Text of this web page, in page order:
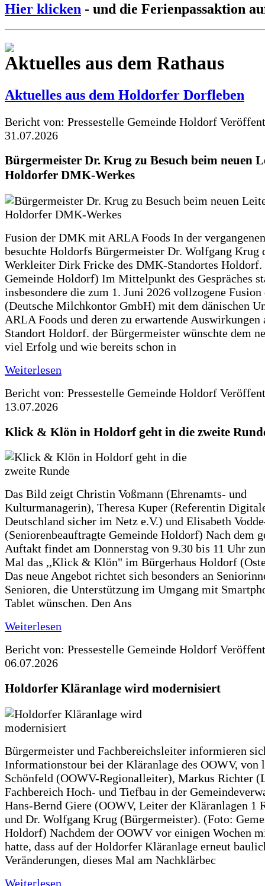
Hier klicken - und die Ferienpassaktion
Aktuelles aus dem Rathaus
Aktuelles aus dem Holdorfer Dorfleben
Bericht von: Pressestelle Gemeinde Holdorf
31.07.2026
Bürgermeister Dr. Krug zu Besuch beim neuen
Holdorfer DMK-Werkes
Fusion der DMK mit ARLA Foods In der
besuchte Holdorfs Bürgermeister Dr. Wolfgang Krug
Werkleiter Dirk Fricke des DMK-Standortes Holdorf.
Gemeinde Holdorf) Im Mittelpunkt des Gespräches
insbesondere die zum 1. Juni 2026 vollzogene
(Deutsche Milchkontor GmbH) mit dem dänischen
ARLA Foods und deren zu erwartende Auswirkungen
Standort Holdorf. der Bürgermeister wünschte dem
viel Erfolg und wie bereits schon in
Weiterlesen
Bericht von: Pressestelle Gemeinde Holdorf
13.07.2026
Klick & Klön in Holdorf geht in die zweite
Das Bild zeigt Christin Voßmann (Ehrenamts- und
Kulturmanagerin), Theresa Kuper (Referentin
Deutschland sicher im Netz e.V.) und Elisabeth
(Seniorenbeauftragte Gemeinde Holdorf) Nach dem
Auftakt findet am Donnerstag von 9.30 bis 11 Uhr
Mal das ,,Klick & Klön" im Bürgerhaus Holdorf
Das neue Angebot richtet sich besonders an
Senioren, die Unterstützung im Umgang mit
Tablet wünschen. Den Ans
Weiterlesen
Bericht von: Pressestelle Gemeinde Holdorf
06.07.2026
Holdorfer Kläranlage wird modernisiert
Bürgermeister und Fachbereichsleiter informieren
Informationstour bei der Kläranlage des OOWV, von
Schönfeld (OOWV-Regionalleiter), Markus Richter
Fachbereich Hoch- und Tiefbau in der
Hans-Bernd Giere (OOWV, Leiter der Kläranlagen 1
und Dr. Wolfgang Krug (Bürgermeister). (Foto:
Holdorf) Nachdem der OOWV vor einigen Wochen
hatte, dass auf der Holdorfer Kläranlage erneut
Veränderungen, dieses Mal am Nachklärbec
Weiterlesen